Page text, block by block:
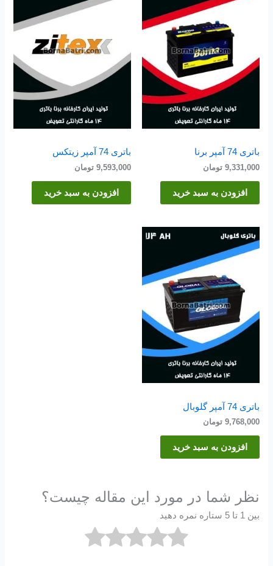
باتری 74 آمپر برنا
9,331,000 تومان
افزودن به سبد خرید
باتری 74 آمپر زیتکس
9,593,000 تومان
افزودن به سبد خرید
باتری 74 آمپر گلوبال
9,768,000 تومان
افزودن به سبد خرید
نظر شما در مورد این مقاله چیست؟
بین 1 تا 5 ستاره نمره دهید